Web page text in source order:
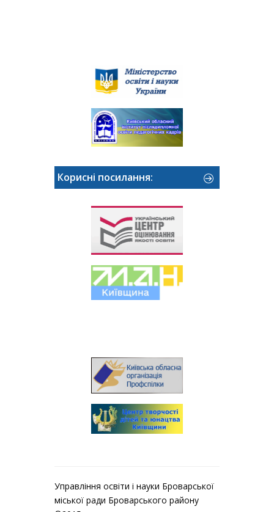
Корисні посилання:
Управління освіти і науки Броварської
міської ради Броварського району